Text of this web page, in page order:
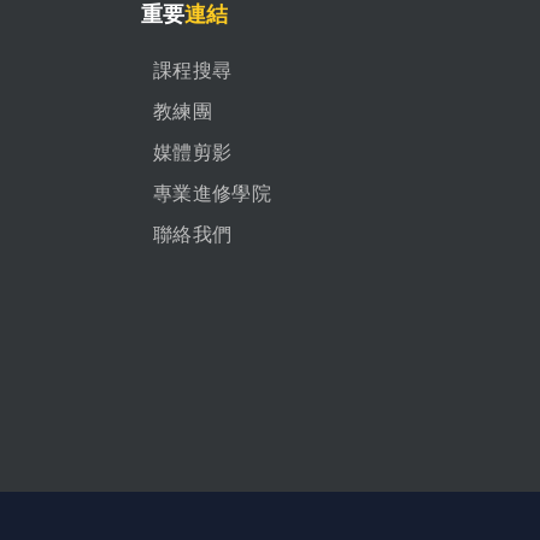
重要連結
課程搜尋
教練團
媒體剪影
專業進修學院
聯絡我們